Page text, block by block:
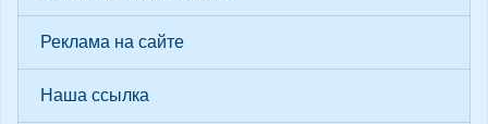
Реклама на сайте
Наша ссылка